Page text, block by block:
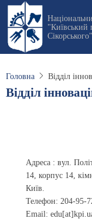
Перейти
основного
вмісту
"Київський
Сікорського"
Головна Відділ
Відділ
Адреса : вул.
14, корпус 14,
Київ.
Телефон: 204-95-
Email: